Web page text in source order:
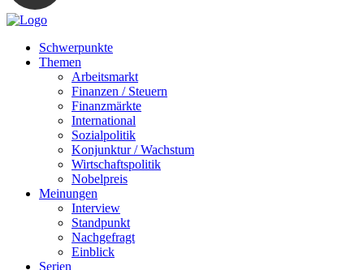
Schwerpunkte
Themen
Arbeitsmarkt
Finanzen / Steuern
Finanzmärkte
International
Sozialpolitik
Konjunktur / Wachstum
Wirtschaftspolitik
Nobelpreis
Meinungen
Interview
Standpunkt
Nachgefragt
Einblick
Serien